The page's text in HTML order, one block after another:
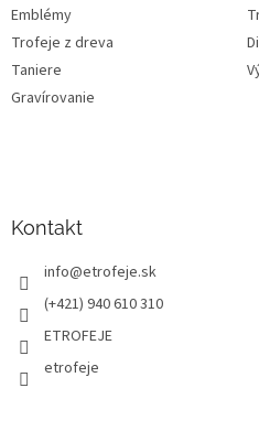
Emblémy
Trofeje z dreva
Taniere
Gravírovanie
Kontakt
info@etrofeje.sk
(+421) 940 610 310
ETROFEJE
etrofeje